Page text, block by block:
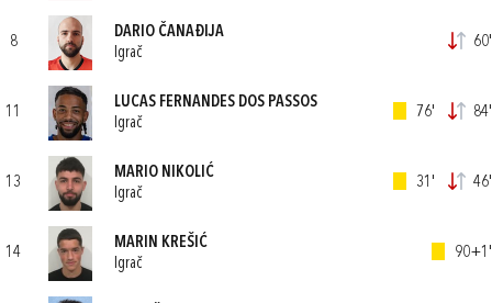
8
DARIO ČANAĐIJA
Igrač
60'
11
LUCAS FERNANDES DOS PASSOS
Igrač
76' 84'
13
MARIO NIKOLIĆ
Igrač
31' 46'
14
MARIN KREŠIĆ
Igrač
90+1'